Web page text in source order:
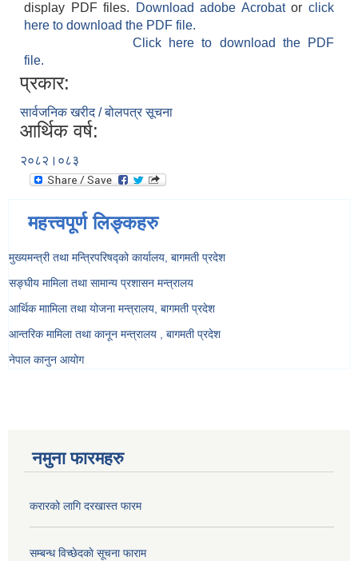
display PDF files.
Download adobe Acrobatorclick
here to download the PDF file.
Click here to download the PDF
file.
प्रकार:
सार्वजनिक खरीद / बोलपत्र सूचना
आर्थिक वर्ष:
२०८२।०८३
महत्त्वपूर्ण लिङ्कहरु
मुख्यमन्त्री तथा मन्त्रिपरिषद्को कार्यालय, बागमती प्रदेश
सङ्‍घीय मामिला तथा सामान्य प्रशासन मन्त्रालय
आर्थिक माामिला तथा योजना मन्त्रालय, बागमती प्रदेश
आन्तरिक मामिला तथा कानून मन्त्रालय , बागमती प्रदेश
नेपाल कानुन आयोग
नमुना फारमहरु
करारको लागि दरखास्त फारम
सम्बन्ध विच्छेदकाे सूचना फाराम